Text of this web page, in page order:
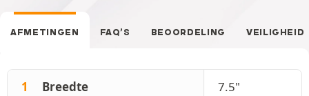
AFMETINGEN FAQ’S BEOORDELING VEILIGHEID
1 Breedte 7.5"